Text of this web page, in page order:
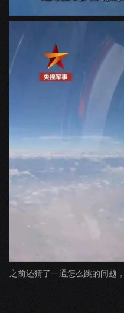
之前还猜了一通怎么跳的问题